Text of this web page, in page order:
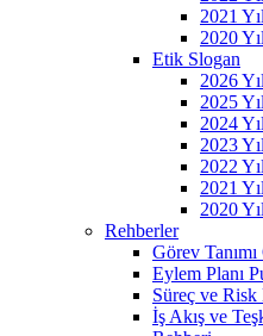
2021
2020
Etik Slogan
2026
2025
2024
2023
2022
2021
2020
Rehberler
Görev
Eylem Planı
Süreç ve
İş Akış ve